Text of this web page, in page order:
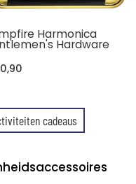
Harmonica
Hardware
cadeaus